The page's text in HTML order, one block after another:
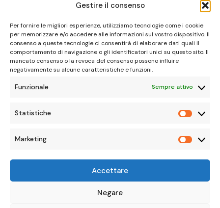
Gestire il consenso
Per fornire le migliori esperienze, utilizziamo tecnologie come i cookie
per memorizzare e/o accedere alle informazioni sul vostro dispositivo. Il
consenso a queste tecnologie ci consentirà di elaborare dati quali il
comportamento di navigazione o gli identificatori unici su questo sito. Il
mancato consenso o la revoca del consenso possono influire
negativamente su alcune caratteristiche e funzioni.
Funzionale Sempre attivo
Statistiche
Marketing
Accettare
Negare